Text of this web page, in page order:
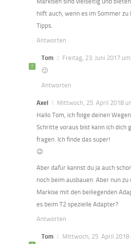
hilft auch, wenn es im Sommer
Tipps.
Antworten
Tom
Freitag, 23. Juni 2017
🙂
Antworten
Axel
Mittwoch, 25. April 2018
Hallo Tom, ich folge deinen
Schritte voraus bist kann ich dich
fragen. Ich finde das super!
😉
Aber dafür kannst du ja auch
noch beim ausbauen. Aber nun
Markise mit den beiliegenden
es beim T2 spezielle Adapter?
Antworten
Tom
Mittwoch, 25. April 2018